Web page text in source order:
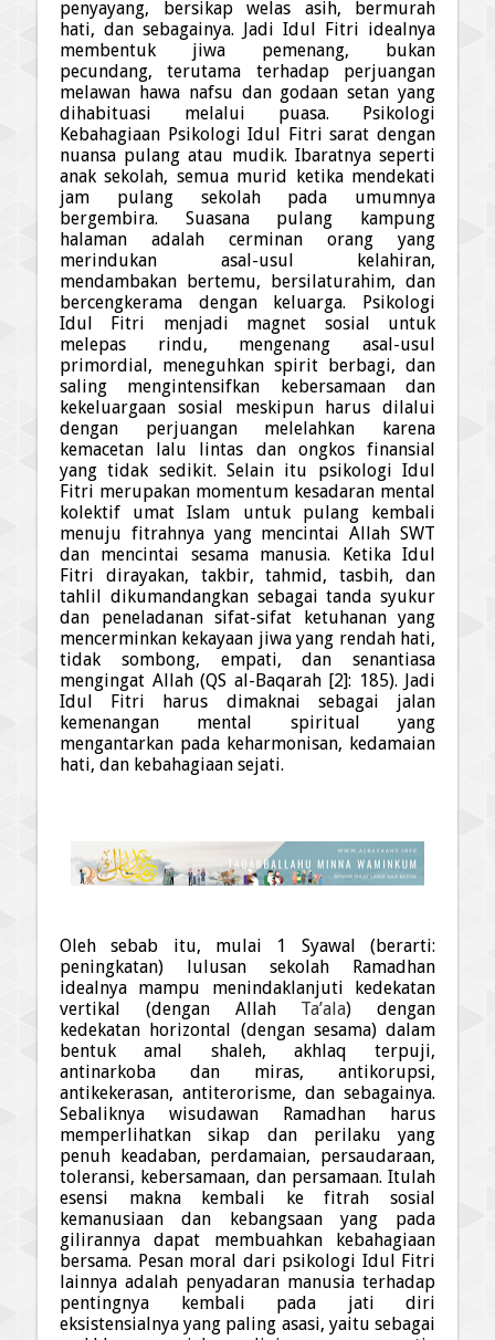
penyayang, bersikap welas asih, bermurah
hati, dan sebagainya. Jadi Idul Fitri idealnya
membentuk jiwa pemenang, bukan
pecundang, terutama terhadap perjuangan
melawan hawa nafsu dan godaan setan yang
dihabituasi melalui puasa. Psikologi
Kebahagiaan Psikologi Idul Fitri sarat dengan
nuansa pulang atau mudik. Ibaratnya seperti
anak sekolah, semua murid ketika mendekati
jam pulang sekolah pada umumnya
bergembira. Suasana pulang kampung
halaman adalah cerminan orang yang
merindukan asal-usul
kelahiran,
mendambakan bertemu, bersilaturahim, dan
bercengkerama dengan keluarga. Psikologi
Idul Fitri menjadi magnet sosial untuk
melepas rindu, mengenang asal-usul
primordial, meneguhkan spirit berbagi, dan
saling mengintensifkan kebersamaan dan
kekeluargaan sosial meskipun harus dilalui
dengan perjuangan melelahkan karena
kemacetan lalu lintas dan ongkos finansial
yang tidak sedikit. Selain itu psikologi Idul
Fitri merupakan momentum kesadaran mental
kolektif umat Islam untuk
pulang kembali
menuju fitrahnya yang mencintai Allah SWT
dan mencintai sesama manusia. Ketika Idul
Fitri dirayakan, takbir, tahmid, tasbih, dan
tahlil dikumandangkan sebagai tanda syukur
dan peneladanan sifat-sifat ketuhanan yang
mencerminkan kekayaan jiwa yang rendah hati,
tidak sombong, empati, dan senantiasa
mengingat Allah (QS al-Baqarah [2]: 185). Jadi
Idul Fitri harus dimaknai sebagai jalan
kemenangan mental spiritual yang
mengantarkan pada keharmonisan, kedamaian
hati, dan kebahagiaan sejati.
Oleh sebab itu, mulai 1 Syawal (berarti:
peningkatan) lulusan sekolah Ramadhan
idealnya mampu menindaklanjuti kedekatan
vertikal (dengan Allah Ta’ala) dengan
kedekatan horizontal (dengan sesama) dalam
bentuk amal shaleh, akhlaq terpuji,
antinarkoba dan miras, antikorupsi,
antikekerasan, antiterorisme, dan sebagainya.
Sebaliknya wisudawan Ramadhan harus
memperlihatkan sikap dan perilaku yang
penuh keadaban, perdamaian, persaudaraan,
toleransi, kebersamaan, dan persamaan. Itulah
esensi makna kembali ke fitrah sosial
kemanusiaan dan kebangsaan yang pada
gilirannya dapat membuahkan kebahagiaan
bersama. Pesan moral dari psikologi Idul Fitri
lainnya adalah penyadaran manusia terhadap
pentingnya kembali pada jati diri
eksistensialnya yang paling asasi, yaitu sebagai